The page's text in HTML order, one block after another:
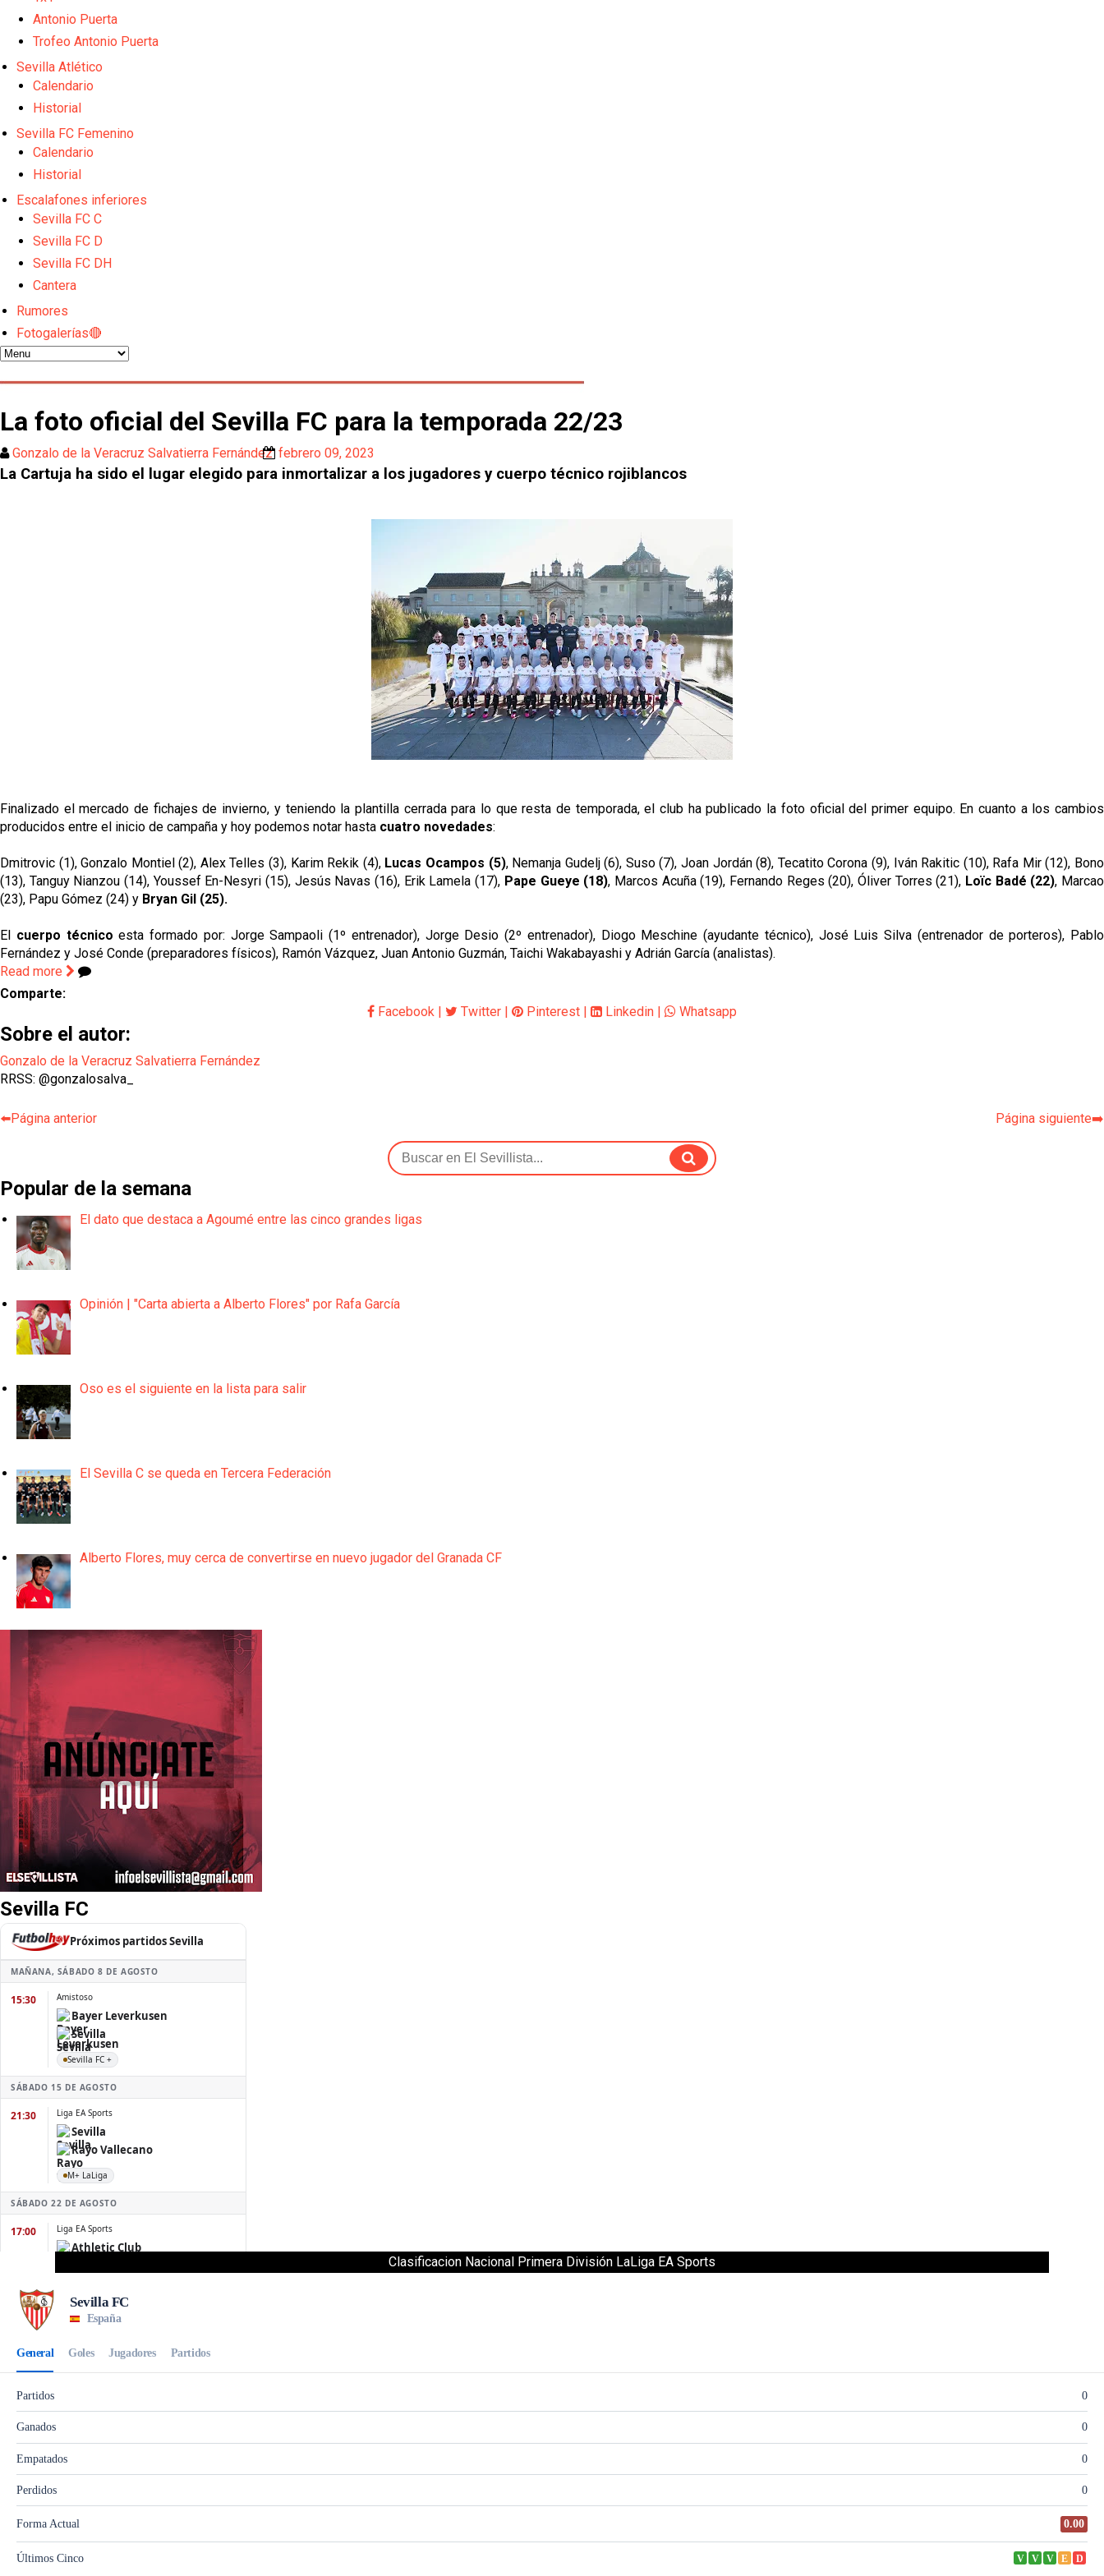
Oso es el siguiente en la lista para salir
Banquillos confirmados: así queda la cantera del Sevilla Femenino para la 2026/27
Previa | El Sevilla FC cierra la pretemporada con el exigente choque ante el Bayer Leverkusen
Antonio Puerta
Trofeo Antonio Puerta
Sevilla Atlético
Calendario
Historial
Sevilla FC Femenino
Calendario
Historial
Escalafones inferiores
Sevilla FC C
Sevilla FC D
Sevilla FC DH
Cantera
Rumores
Fotogalerías🔴
La foto oficial del Sevilla FC para la temporada 22/23
Gonzalo de la Veracruz Salvatierra Fernández febrero 09, 2023
La Cartuja ha sido el lugar elegido para inmortalizar a los jugadores y cuerpo técnico rojiblancos
Finalizado el mercado de fichajes de invierno, y teniendo la plantilla cerrada para lo que resta de temporada, el club ha publicado la foto oficial del primer equipo. En cuanto a los cambios
producidos entre el inicio de campaña y hoy podemos notar hasta cuatro novedades:
Dmitrovic (1), Gonzalo Montiel (2), Alex Telles (3), Karim Rekik (4), Lucas Ocampos (5), Nemanja Gudelj (6), Suso (7), Joan Jordán (8), Tecatito Corona (9), Iván Rakitic (10), Rafa Mir (12), Bono
(13), Tanguy Nianzou (14), Youssef En-Nesyri (15), Jesús Navas (16), Erik Lamela (17), Pape Gueye (18), Marcos Acuña (19), Fernando Reges (20), Óliver Torres (21), Loïc Badé (22), Marcao
(23), Papu Gómez (24) y Bryan Gil (25).
El cuerpo técnico esta formado por: Jorge Sampaoli (1º entrenador), Jorge Desio (2º entrenador), Diogo Meschine (ayudante técnico), José Luis Silva (entrenador de porteros), Pablo
Fernández y José Conde (preparadores físicos), Ramón Vázquez, Juan Antonio Guzmán, Taichi Wakabayashi y Adrián García (analistas).
Read more
Comparte:
Facebook | Twitter | Pinterest | Linkedin | Whatsapp
Sobre el autor:
Gonzalo de la Veracruz Salvatierra Fernández
RRSS: @gonzalosalva_
⬅️Página anterior Página siguiente➡️
Popular de la semana
El dato que destaca a Agoumé entre las cinco grandes ligas
Opinión | "Carta abierta a Alberto Flores" por Rafa García
Oso es el siguiente en la lista para salir
El Sevilla C se queda en Tercera Federación
Alberto Flores, muy cerca de convertirse en nuevo jugador del Granada CF
Sevilla FC
Clasificacion Nacional Primera División LaLiga EA Sports